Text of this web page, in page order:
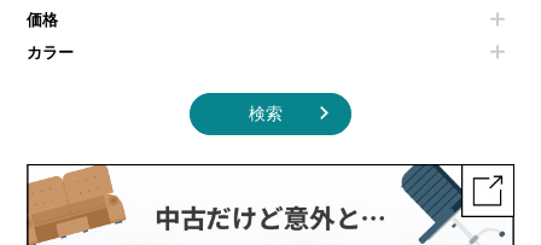
価格
カラー
検索